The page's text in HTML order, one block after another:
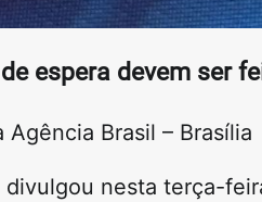
espera devem ser
Brasil – Brasília
nesta terça-